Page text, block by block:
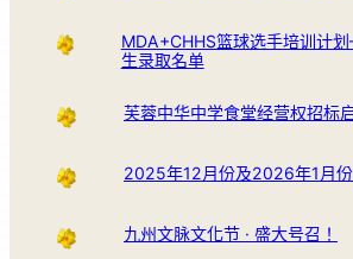
MDA+CHHS篮球选手培训计
生录取名单
芙蓉中华中学食堂经营权招标
2025年12月份及2026年1月
九州文脉文化节 · 盛大号召！